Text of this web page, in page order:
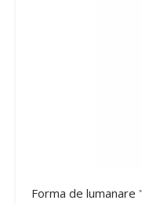
Forma de lumanare